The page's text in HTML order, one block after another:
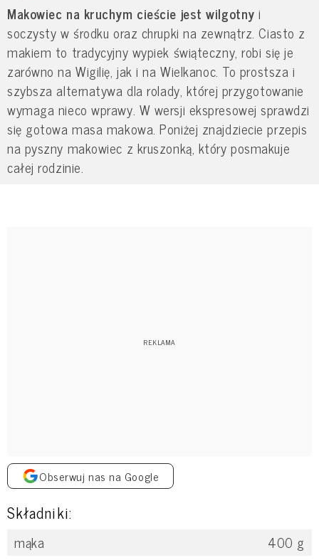
Makowiec na kruchym cieście jest wilgotny i
soczysty w środku oraz chrupki na zewnątrz. Ciasto z
makiem to tradycyjny wypiek świąteczny, robi się je
zarówno na Wigilię, jak i na Wielkanoc. To prostsza i
szybsza alternatywa dla rolady, której przygotowanie
wymaga nieco wprawy. W wersji ekspresowej sprawdzi
się gotowa masa makowa. Poniżej znajdziecie przepis
na pyszny makowiec z kruszonką, który posmakuje
całej rodzinie.
Obserwuj nas na Google
Składniki:
mąka 400 g